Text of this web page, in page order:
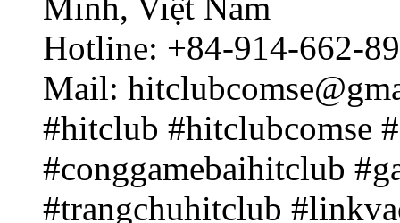
Minh, Việt Nam
Hotline: +84-914-662-
Mail:
#hitclub #hitclubcomse
#conggamebaihitclub
#trangchuhitclub